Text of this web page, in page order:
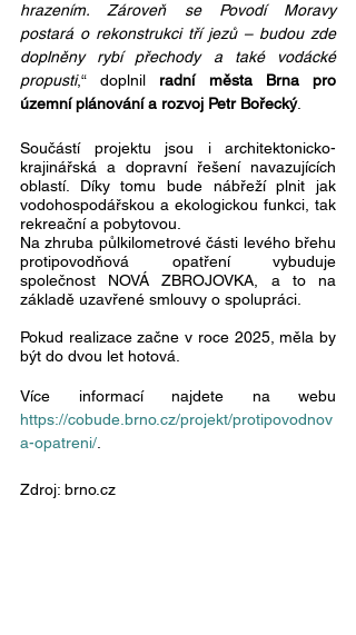
hrazením. Zároveň se Povodí Moravy
postará o rekonstrukci tří jezů – budou zde
doplněny rybí přechody a také vodácké
propusti,“ doplnil radní města Brna pro
územní plánování a rozvoj Petr Bořecký.
Součástí projektu jsou i architektonicko-
krajinářská a dopravní řešení navazujících
oblastí. Díky tomu bude nábřeží plnit jak
vodohospodářskou a ekologickou funkci, tak
rekreační a pobytovou.
Na zhruba půlkilometrové části levého břehu
protipovodňová opatření vybuduje
společnost NOVÁ ZBROJOVKA, a to na
základě uzavřené smlouvy o spolupráci.
Pokud realizace začne v roce 2025, měla by
být do dvou let hotová.
https://cobude.brno.cz/projekt/protipovodnov
a-opatreni/
Zdroj: brno.cz